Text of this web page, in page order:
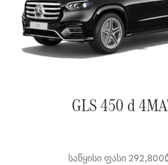
GLS 450 d
საწყისი ფასი